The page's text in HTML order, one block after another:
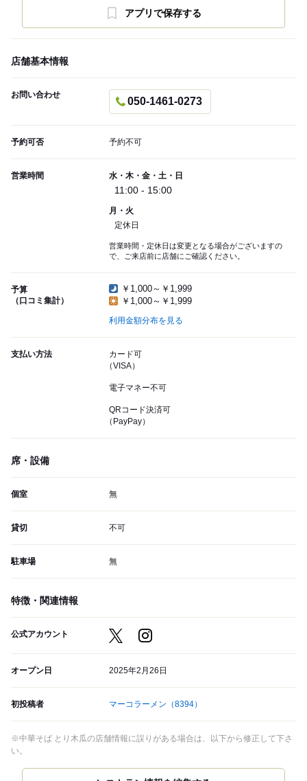
アプリで保存する
店舗基本情報
お問い合わせ
050-1461-0273
予約可否 予約不可
営業時間 水・木・金・土・日
11:00 - 15:00
月・火
定休日
営業時間・定休日は変更となる場合がございますの
で、ご来店前に店舗にご確認ください。
予算
（口コミ集計）
￥1,000～￥1,999
￥1,000～￥1,999
利用金額分布を見る
支払い方法
カード可
（VISA）
電子マネー不可
QRコード決済可
（PayPay）
席・設備
個室 無
貸切 不可
駐車場 無
特徴・関連情報
公式アカウント
オープン日 2025年2月26日
初投稿者 マーコラーメン （8394）
※中華そば とり木瓜の店舗情報に誤りがある場合は、以下から修正して下さ
い。